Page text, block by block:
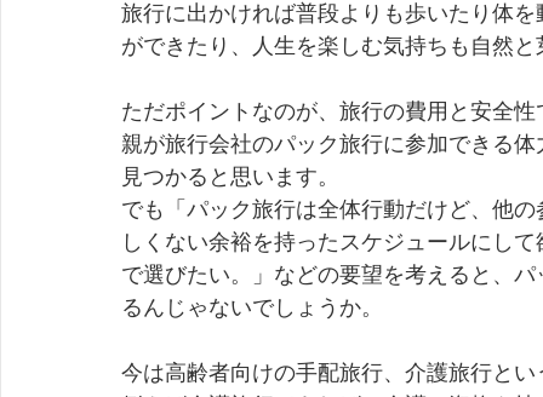
旅行に出かければ普段よりも歩いたり体
ができたり、人生を楽しむ気持ちも自然
ただポイントなのが、旅行の費用と安全
親が旅行会社のパック旅行に参加できる
見つかると思います。
でも「パック旅行は全体行動だけど、他
しくない余裕を持ったスケジュールにし
で選びたい。」などの要望を考えると、
るんじゃないでしょうか。
今は高齢者向けの手配旅行、介護旅行と